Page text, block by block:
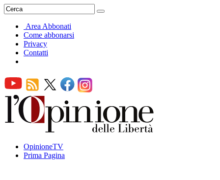
Area Abbonati
Come abbonarsi
Privacy
Contatti
OpinioneTV
Prima Pagina